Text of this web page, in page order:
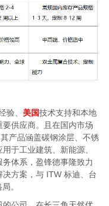
验、 美国技术支持和本地
供应商。且在国内市场
产品涵盖碳钢涂层、不锈
于工业建筑、新能源、
体系，盈锋德事隆致力
方案，与 ITW 标迪、台
。